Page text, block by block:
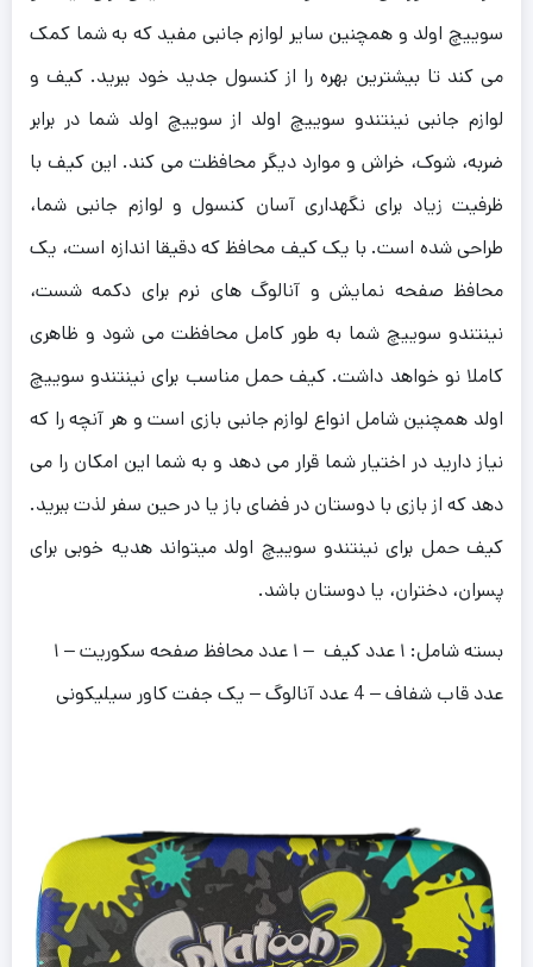
سوییچ اولد و همچنین سایر لوازم جانبی مفید که به شما کمک
می کند تا بیشترین بهره را از کنسول جدید خود ببرید. کیف و
لوازم جانبی نینتندو سوییچ اولد از سوییچ اولد شما در برابر
ضربه، شوک، خراش و موارد دیگر محافظت می کند. این کیف با
ظرفیت زیاد برای نگهداری آسان کنسول و لوازم جانبی شما،
طراحی شده است. با یک کیف محافظ که دقیقا اندازه است، یک
محافظ صفحه نمایش و آنالوگ های نرم برای دکمه شست،
نینتندو سوییچ شما به طور کامل محافظت می شود و ظاهری
کاملا نو خواهد داشت. کیف حمل مناسب برای نینتندو سوییچ
اولد همچنین شامل انواع لوازم جانبی بازی است و هر آنچه را که
نیاز دارید در اختیار شما قرار می دهد و به شما این امکان را می
دهد که از بازی با دوستان در فضای باز یا در حین سفر لذت ببرید.
کیف حمل برای نینتندو سوییچ اولد میتواند هدیه خوبی برای
پسران، دختران، یا دوستان باشد.
بسته شامل: ۱ عدد کیف – ۱ عدد محافظ صفحه سکوریت – ۱
عدد قاب شفاف – 4 عدد آنالوگ – یک جفت کاور سیلیکونی